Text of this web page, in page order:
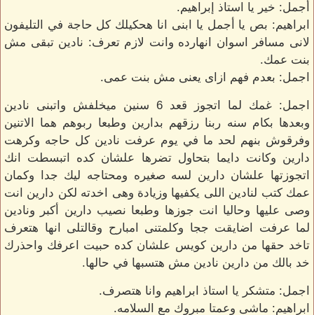
أجمل: خير يا استاذ إبراهيم.
ابراهيم: بص يا أجمل يا ابنى انا هحكيلك كل حاجة في التليفون
لانى مسافر اسوان انهارده وانت لازم تعرف: نادين تبقى مش
بنت عمك.
اجمل: بعدم فهم ازاى يعنى مش بنت عمى.
اجمل: غمك لما اتجوز قعد 6 سنين ميخلفش واتبنى نادين
وبعدها بكام سنه ربنا رزقهم بدارين وطبعا ربوهم هما الاتنين
وفرقوش بنهم لحد ما في يوم عرفت نادين كل حاجه وكرهت
دارين وكانت دايما بتحاول تضرها علشان كده اتبسطت انك
اتجوزتها علشان دارين لسه صغيره ومحتاجه ليك جدا وكمان
عمك كتب لنادين اللى يكفيها وزيادة وهى اخدته لكن دارين انت
وصى عليها وحاليا انت جوزها وطبعا نصيب دارين أكبر ونادين
لما عرفت اضايقت ججا وكلمتنى امبارح وقالتلى انها هتعرف
تاخد حقها من دارين كويس علشان كده حبيت اعرفك واحذرك
خد بالك من دارين نادين مش هتسبها في حالها.
اجمل: متشكر يا استاذ ابراهيم وانا هتصرف.
ابراهيم: ماشى وعمتا مبروك مع السلامه.